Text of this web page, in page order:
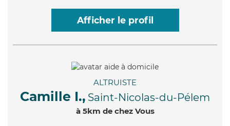
Afficher le profil
ALTRUISTE
Camille I., Saint-Nicolas-du-Pélem
à 5km de chez Vous